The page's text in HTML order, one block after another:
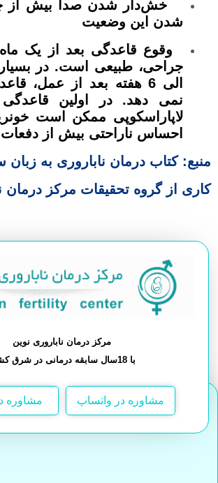
خش‌دار شدن صدا بیش از
شدن این وضعیت
وقوع قاعدگی بعد از یک
الی 6 هفته بعد از عمل،
نمی دهد. در اولین قاعدگی
لاپاراسکوپی ممکن است
احساس ناراحتی بیش از
منبع: کتاب درمان ناباروری به زبان
کاری از گروه تحقیقات مرکز درمان
مرکز درمان ناباروری نوین
با 18سال سابقه درمانی در شرق کشور
مشاوره در واتساپ مشاوره